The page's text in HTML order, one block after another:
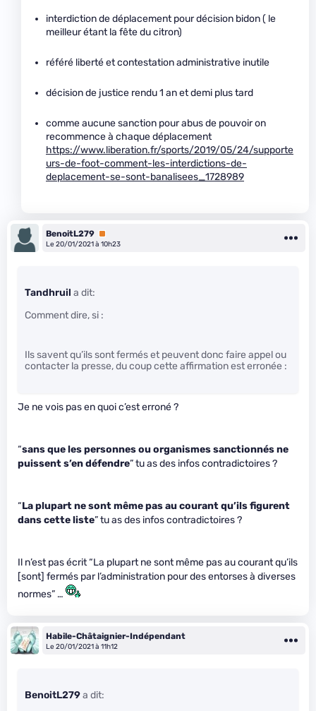
interdiction de déplacement pour décision bidon ( le
meilleur étant la fête du citron)
référé liberté et contestation administrative inutile
décision de justice rendu 1 an et demi plus tard
comme aucune sanction pour abus de pouvoir on
recommence à chaque déplacement
https://www.liberation.fr/sports/2019/05/24/supporte
urs-de-foot-comment-les-interdictions-de-
deplacement-se-sont-banalisees_1728989
BenoitL279 Premium
Le 20/01/2021 à 10h23
Tandhruil a dit:
Comment dire, si :
Ils savent qu’ils sont fermés et peuvent donc faire appel ou
contacter la presse, du coup cette affirmation est erronée :
Je ne vois pas en quoi c’est erroné ?
“sans que les personnes ou organismes sanctionnés ne
puissent s’en défendre” tu as des infos contradictoires ?
“La plupart ne sont même pas au courant qu’ils figurent
dans cette liste” tu as des infos contradictoires ?
Il n’est pas écrit “La plupart ne sont même pas au courant qu’ils
[sont] fermés par l’administration pour des entorses à diverses
normes” …
Habile-Châtaignier-Indépendant
Le 20/01/2021 à 11h12
BenoitL279a dit: